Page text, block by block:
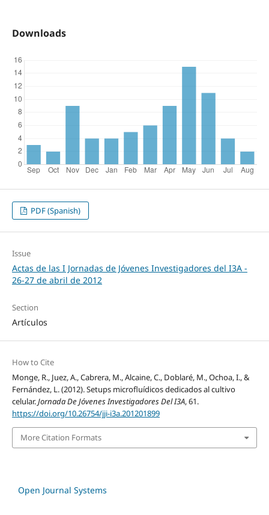
Downloads
PDF (Spanish)
Issue
Actas de las I Jornadas de Jóvenes Investigadores del I3A -
26‐27 de abril de 2012
Section
Artículos
How to Cite
Monge, R., Juez, A., Cabrera, M., Alcaine, C., Doblaré, M., Ochoa, I., &
Fernández, L. (2012). Setups microfluídicos dedicados al cultivo
celular.Jornada De Jóvenes Investigadores Del I3A, 61.
https://doi.org/10.26754/jji-i3a.201201899
More Citation Formats
Open Journal Systems